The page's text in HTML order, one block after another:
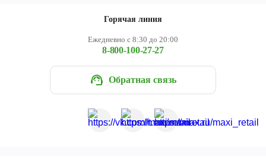
Горячая линия
Ежедневно с 8:30 до 20:00
8-800-100-27-27
Обратная связь